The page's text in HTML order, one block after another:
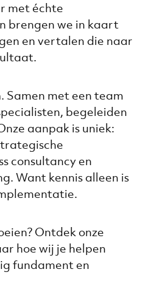
met échte
brengen we in kaart
en vertalen die naar
Samen met een team
begeleiden
aanpak is uniek:
consultancy en
Want kennis alleen is
Ontdek onze
hoe wij je helpen
fundament en